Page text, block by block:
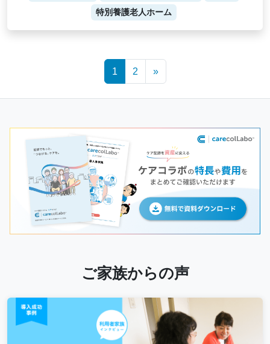
特別養護老人ホーム
1 2 »
ご家族からの声